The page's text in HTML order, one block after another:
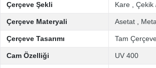
Çerçeve Şekli Kare Çekik
Çerçeve Materyali Asetat
Çerçeve Tasarımı Tam
Cam Özelliği UV 400